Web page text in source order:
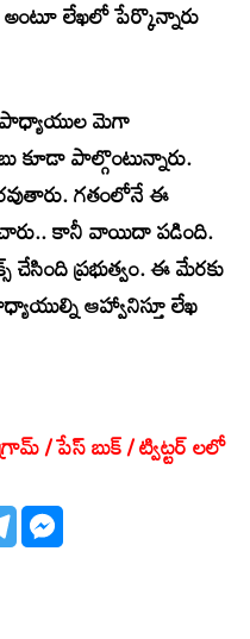
లేఖలో పేర్కొన్నారు
ఉపాధ్యాయుల మెగా
కూడా పాల్గొంటున్నారు.
గతంలోనే ఈ
కానీ వాయిదా పడింది.
చేసింది ప్రభుత్వం. ఈ మేరకు
ఆహ్వానిస్తూ లేఖ
/ పేస్ బుక్ / ట్విట్టర్ లలో